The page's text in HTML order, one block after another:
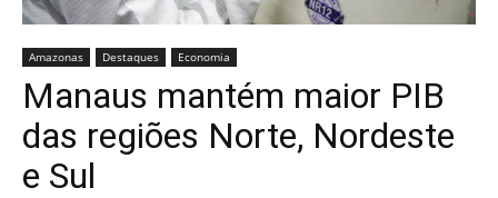
Amazonas Destaques Economia
Manaus mantém maior PIB
das regiões Norte, Nordeste
e Sul